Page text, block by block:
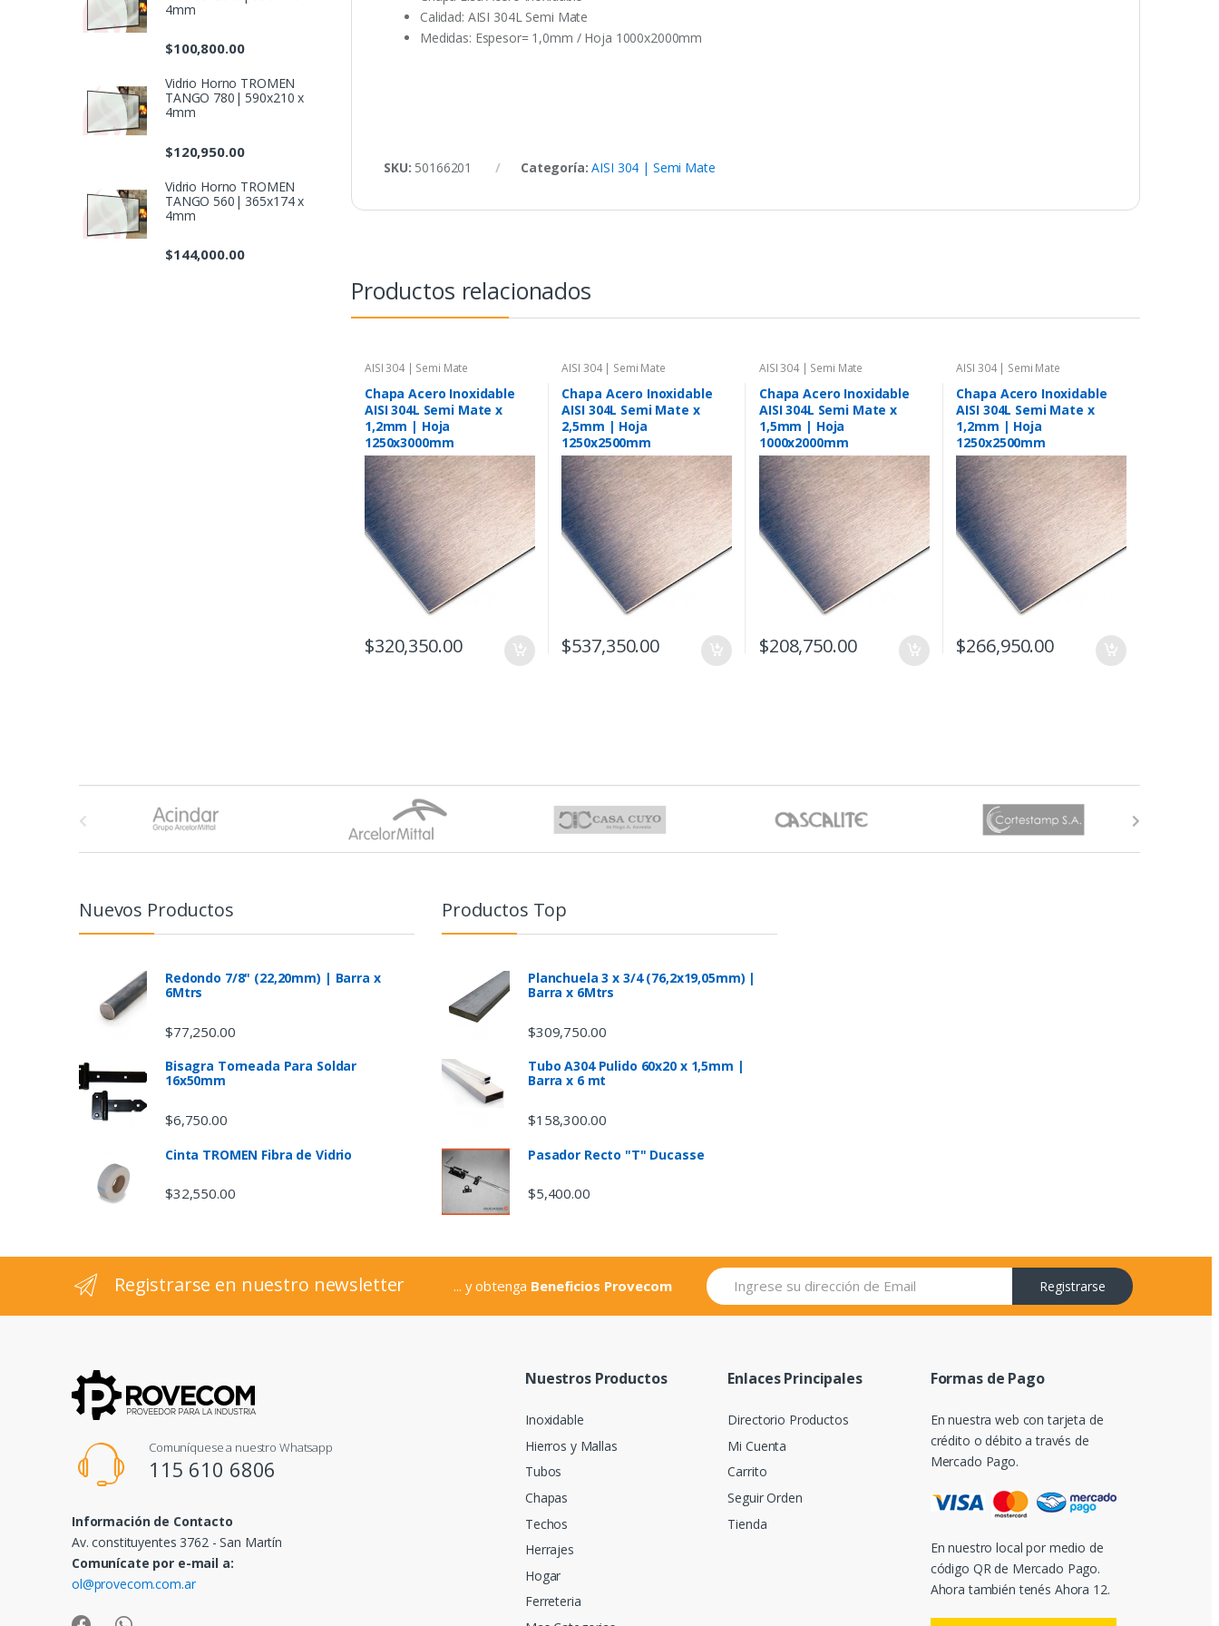
Calidad: AISI 304L Semi Mate
Medidas: Espesor= 1,0mm / Hoja 1000x2000mm
SKU: 50166201 Categoría:AISI 304 | Semi Mate
Productos relacionados
AISI 304 | Semi Mate
Chapa Acero Inoxidable
AISI 304L Semi Mate x
1,2mm | Hoja
1250x3000mm
$320,350.00
AISI 304 | Semi Mate
Chapa Acero Inoxidable
AISI 304L Semi Mate x
2,5mm | Hoja
1250x2500mm
$537,350.00
AISI 304 | Semi Mate
Chapa Acero Inoxidable
AISI 304L Semi Mate x
1,5mm | Hoja
1000x2000mm
$208,750.00
AISI 304 | Semi Mate
Chapa Acero Inoxidable
AISI 304L Semi Mate x
1,2mm | Hoja
1250x2500mm
$266,950.00
4mm
$100,800.00
Vidrio Horno TROMEN
TANGO 780| 590x210 x
4mm
$120,950.00
Vidrio Horno TROMEN
TANGO 560| 365x174 x
4mm
$144,000.00
Nuevos Productos
Redondo 7/8" (22,20mm) | Barra x
6Mtrs
$77,250.00
Bisagra Torneada Para Soldar
16x50mm
$6,750.00
Cinta TROMEN Fibra de Vidrio
$32,550.00
Productos Top
Planchuela 3 x 3/4 (76,2x19,05mm) |
Barra x 6Mtrs
$309,750.00
Tubo A304 Pulido 60x20 x 1,5mm |
Barra x 6 mt
$158,300.00
Pasador Recto "T" Ducasse
$5,400.00
Registrarse en nuestro newsletter ... y obtenga Beneficios Provecom Registrarse
Comuníquese a nuestro Whatsapp
115 610 6806
Información de Contacto
Av. constituyentes 3762 - San Martín
Comunícate por e-mail a:
ol@provecom.com.ar
Nuestros Productos
Inoxidable
Hierros y Mallas
Tubos
Chapas
Techos
Herrajes
Hogar
Ferreteria
Enlaces Principales
Directorio Productos
Mi Cuenta
Carrito
Seguir Orden
Tienda
Formas de Pago
En nuestra web con tarjeta de
crédito o débito a través de
Mercado Pago.
En nuestro local por medio de
código QR de Mercado Pago.
Ahora también tenés Ahora 12.